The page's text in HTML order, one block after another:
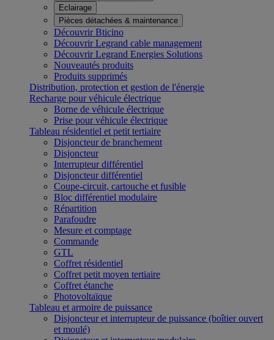
Eclairage
Pièces détachées & maintenance
Découvrir Bticino
Découvrir Legrand cable management
Découvrir Legrand Energies Solutions
Nouveautés produits
Produits supprimés
Distribution, protection et gestion de l'énergie
Recharge pour véhicule électrique
Borne de véhicule électrique
Prise pour véhicule électrique
Tableau résidentiel et petit tertiaire
Disjoncteur de branchement
Disjoncteur
Interrupteur différentiel
Disjoncteur différentiel
Coupe-circuit, cartouche et fusible
Bloc différentiel modulaire
Répartition
Parafoudre
Mesure et comptage
Commande
GTL
Coffret résidentiel
Coffret petit moyen tertiaire
Coffret étanche
Photovoltaïque
Tableau et armoire de puissance
Disjoncteur et interrupteur de puissance (boîtier ouvert
et moulé)